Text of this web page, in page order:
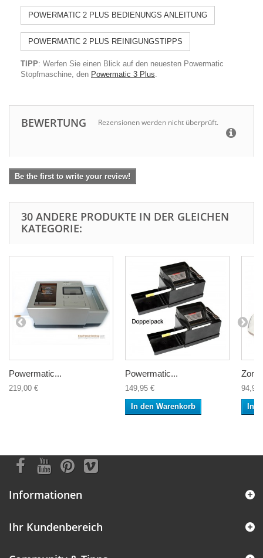
POWERMATIC 2 PLUS BEDIENUNGS ANLEITUNG
POWERMATIC 2 PLUS REINIGUNGSTIPPS
TIPP: Werfen Sie einen Blick auf den neuesten Powermatic
Stopfmaschine, den Powermatic 3 Plus.
BEWERTUNG Rezensionen werden nicht überprüft.
Be the first to write your review!
30 ANDERE PRODUKTE IN DER GLEICHEN
KATEGORIE:
Powermatic...
219,00 €
Powermatic...
149,95 €
In den Warenkorb
Zorr...
94,95
In
Informationen
Ihr Kundenbereich